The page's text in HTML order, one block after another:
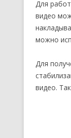
Для
видео
можно
Для
видео.